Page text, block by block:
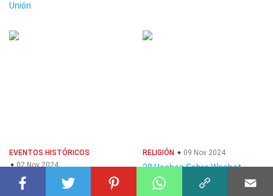
Unión
EVENTOS HISTÓRICOS
02 Nov 2024
40 Hechos Sobre Primer
Congreso Continental
RELIGIÓN 09 Nov 2024
28 Hechos Sobre Washat